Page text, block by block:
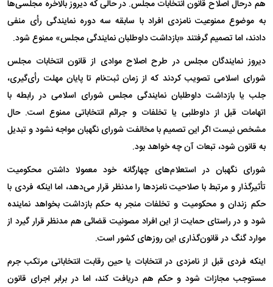
هم درحال اصلاح قانون انتخابات مجلس. در حالی که دیروز بالاخره مجلسی‌ها
به موضوع ممنوعیت نامزدی افراد با سابقه سه دوره نمایندگی رأی منفی
دادند، اما تصمیم گرفتند «بازداشت داوطلبان نمایندگی مجلس» ممنوع شود.
دیروز نمایندگان مجلس در طرح اصلاح موادی از قانون انتخابات مجلس
شورای اسلامی تصویب کردند که از زمان ثبت‌نام تا پایان مهلت رأی‌گیری،
جلب یا بازداشت داوطلبان نمایندگی مجلس شورای اسلامی در رابطه با
اتهامات قبل از داوطلبی یا تخلفات و جرائم انتخاباتی ممنوع است. حال
مشخص نیست اگر این تصمیم با مخالفت شورای نگهبان مواجه نشود و تبدیل
به قانون شود، تبعات آن چه خواهد بود.
شورای نگهبان در استعلام‌های چهارگانه خود معمولا داشتن محکومیت
تأثیرگذار و مرتبط با صلاحیت نامزد‌ها را مدنظر قرار می‌دهد، اما اینکه فردی با
حکم زندان و محکومیت و تخلفات منجر به حکم بازداشت بخواهد نماینده
شود و در راستای حمایت از این افراد مصونیت قضائی هم مدنظر قرار گیرد از
موارد گنگ در قانون‌گذاری این روز‌های کشور است.
اینکه فردی قبل از نامزدی در انتخابات یا حین رقابت انتخاباتی مرتکب جرم
مستوجب مجازات شود و حکم هم دریافت کند، اما در برابر اجرای قانون